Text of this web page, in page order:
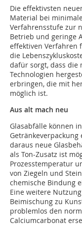
Die effektivsten
Material bei
Verfahrensstufe zur
Betrieb und geringe
effektiven Verfahren
die
dafür sorgt, dass die
Technologien
erbringen, die mit
möglich ist.
Aus alt mach neu
Glasabfälle können
daraus neue
als Ton-Zusatz ist
Prozesstemperatur
von Ziegeln und
chemische Bindung
Eine weitere
Beimischung zu
problemlos den
Calciumcarbonat